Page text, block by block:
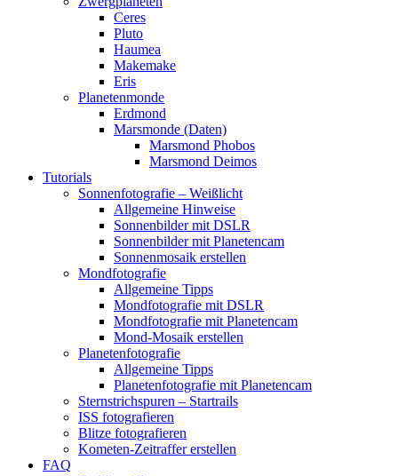
Ceres
Pluto
Haumea
Makemake
Eris
Planetenmonde
Erdmond
Marsmonde (Daten)
Marsmond Phobos
Marsmond Deimos
Tutorials
Sonnenfotografie – Weißlicht
Allgemeine Hinweise
Sonnenbilder mit DSLR
Sonnenbilder mit Planetencam
Sonnenmosaik erstellen
Mondfotografie
Allgemeine Tipps
Mondfotografie mit DSLR
Mondfotografie mit Planetencam
Mond-Mosaik erstellen
Planetenfotografie
Allgemeine Tipps
Planetenfotografie mit Planetencam
Sternstrichspuren – Startrails
ISS fotografieren
Blitze fotografieren
Kometen-Zeitraffer erstellen
FAQ